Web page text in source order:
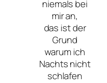
niemals bei
mir an,
das ist der
Grund
warum ich
Nachts nicht
schlafen